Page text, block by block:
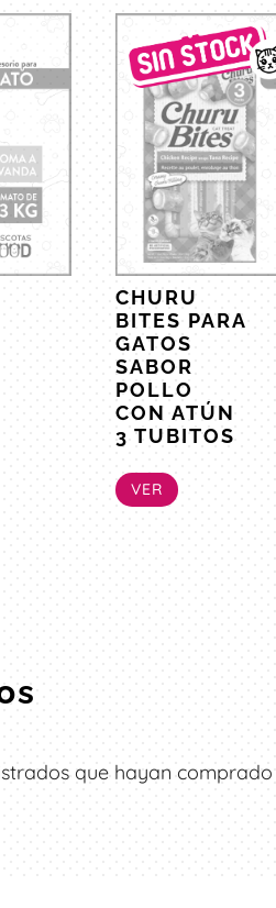
CHURU
BITES PARA
GATOS
SABOR
POLLO
CON ATÚN
3 TUBITOS
VER
que hayan